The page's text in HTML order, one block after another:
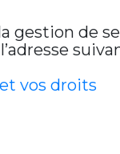
de
vos droits